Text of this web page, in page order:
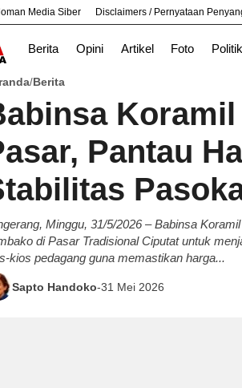
Media Siber Disclaimers / Pernyataan
Berita Opini Artikel Foto Politik
Bekasi Cara Ekonomi Informasi
/Berita
Pantau
Minggu, 31/5/2026 – Babinsa
di Pasar Tradisional Ciputat untuk
kios pedagang guna memastikan harga...
Sapto Handoko-31 Mei 2026